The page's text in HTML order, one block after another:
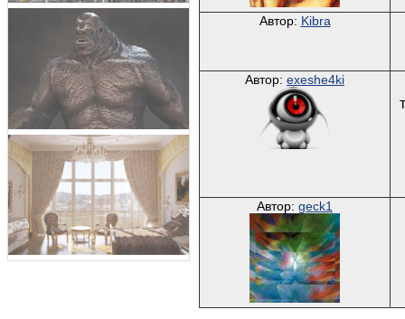
Автор: Kibra
Автор: exeshe4ki
Автор: geck1